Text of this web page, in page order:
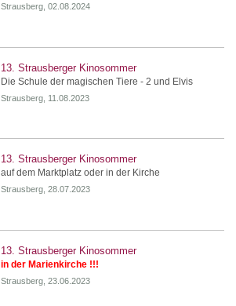
Strausberg, 02.08.2024
13. Strausberger Kinosommer
Die Schule der magischen Tiere - 2 und Elvis
Strausberg, 11.08.2023
13. Strausberger Kinosommer
auf dem Marktplatz oder in der Kirche
Strausberg, 28.07.2023
13. Strausberger Kinosommer
in der Marienkirche !!!
Strausberg, 23.06.2023